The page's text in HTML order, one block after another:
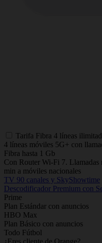
Tarifa Fibra 4 líneas
4 líneas móviles 5G+ con
Fibra hasta 1 Gb
Con Router Wi-Fi 7. Llamadas
min a móviles nacionales
TV 90 canales y SkyShowtime
Descodificador Premium con
Prime
Plan Estándar con anuncios
HBO Max
Plan Básico con anuncios
Todo Fútbol
¿Eres cliente de Orange?